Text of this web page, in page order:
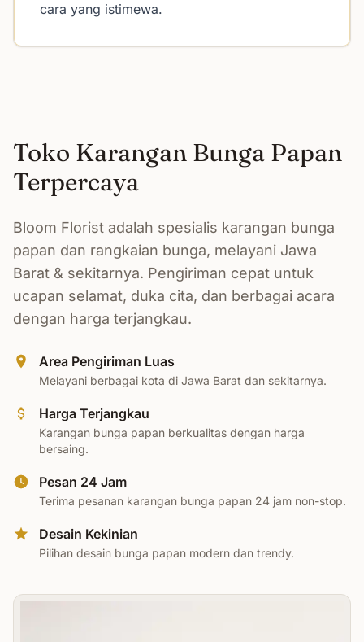
cara yang istimewa.
Toko Karangan Bunga Papan
Terpercaya
Bloom Florist adalah spesialis karangan bunga
papan dan rangkaian bunga, melayani Jawa
Barat & sekitarnya. Pengiriman cepat untuk
ucapan selamat, duka cita, dan berbagai acara
dengan harga terjangkau.
Area Pengiriman Luas
Melayani berbagai kota di Jawa Barat dan sekitarnya.
Harga Terjangkau
Karangan bunga papan berkualitas dengan harga
bersaing.
Pesan 24 Jam
Terima pesanan karangan bunga papan 24 jam non-stop.
Desain Kekinian
Pilihan desain bunga papan modern dan trendy.